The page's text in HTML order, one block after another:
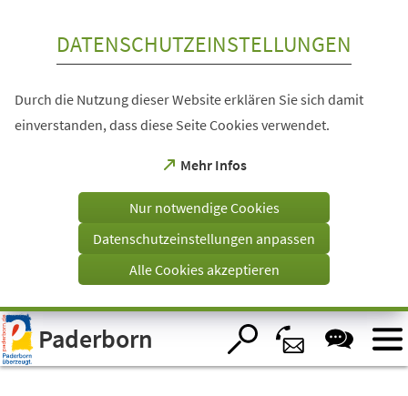
Visuelle
Assistenzsoftware
öffnen.
DATENSCHUTZEINSTELLUNGEN
Durch die Nutzung dieser Website erklären Sie sich damit
einverstanden, dass diese Seite Cookies verwendet.
Mehr Infos
(Öffnet
einem
Tab)
Nur notwendige Cookies
Datenschutzeinstellungen anpassen
Alle Cookies akzeptieren
Paderborn